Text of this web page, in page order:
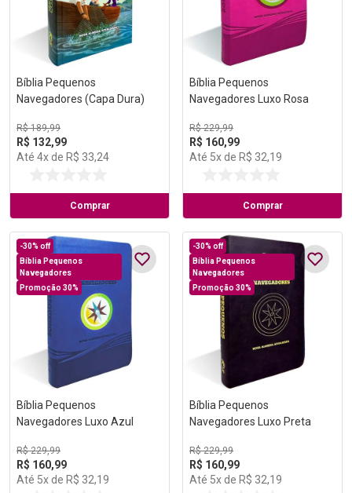
Bíblia Pequenos
Navegadores (Capa Dura)
R$ 189,99
R$ 132,99
Até 4x de R$ 33,24
Comprar
Bíblia Pequenos
Navegadores Luxo Rosa
R$ 229,99
R$ 160,99
Até 5x de R$ 32,19
Comprar
-30% off
Bíblia Pequenos
Navegadores
Promoção 30%
Bíblia Pequenos
Navegadores Luxo Azul
R$ 229,99
R$ 160,99
Até 5x de R$ 32,19
-30% off
Bíblia Pequenos
Navegadores
Promoção 30%
Bíblia Pequenos
Navegadores Luxo Preta
R$ 229,99
R$ 160,99
Até 5x de R$ 32,19